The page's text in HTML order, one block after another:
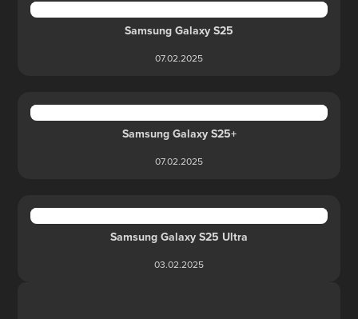
Samsung Galaxy S25
07.02.2025
Samsung Galaxy S25+
07.02.2025
Samsung Galaxy S25 Ultra
03.02.2025